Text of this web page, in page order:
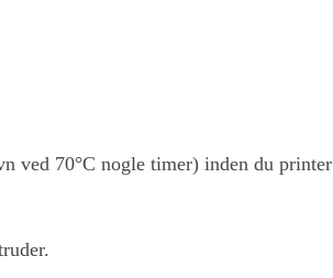
ved 70°C nogle timer) inden du printer